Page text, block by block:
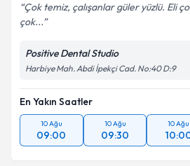
Çok temiz, çalışanlar güler yüzlü. Eli
çok...
Positive Dental Studio
Harbiye Mah. Abdi İpekçi Cad. No:40 D:9
En Yakın Saatler
10 Ağu
09:00
10 Ağu
09:30
10 Ağu